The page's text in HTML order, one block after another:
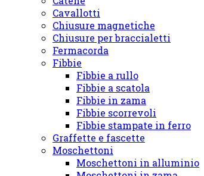
Cavallotti
Chiusure magnetiche
Chiusure per braccialetti
Fermacorda
Fibbie
Fibbie a rullo
Fibbie a scatola
Fibbie in zama
Fibbie scorrevoli
Fibbie stampate in ferro
Graffette e fascette
Moschettoni
Moschettoni in alluminio